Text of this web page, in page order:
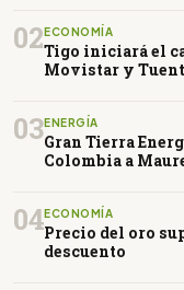
02 ECONOMÍA
Tigo iniciará el
Movistar y
03ENERGÍA
Gran Tierra
Colombia a
04ECONOMÍA
Precio del oro
descuento